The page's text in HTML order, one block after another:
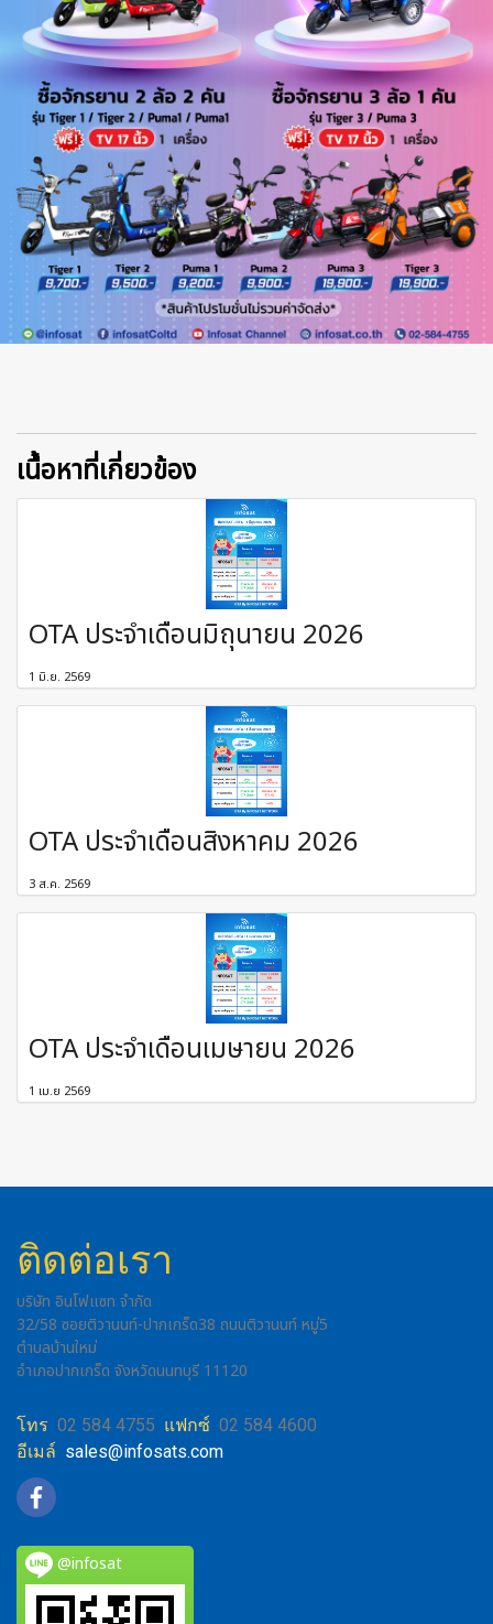
เนื้อหาที่เกี่ยวข้อง
OTA ประจำเดือนมิถุนายน 2026
1 มิ.ย. 2569
OTA ประจำเดือนสิงหาคม 2026
3 ส.ค. 2569
OTA ประจำเดือนเมษายน 2026
1 เม.ย 2569
ติดต่อเรา
บริษัท อินโฟแซท จำกัด
32/58 ซอยติวานนท์-ปากเกร็ด38 ถนนติวานนท์ หมู่5
ตำบลบ้านใหม่
อำเภอปากเกร็ด จังหวัดนนทบุรี 11120
โทร 02 584 4755 แฟกซ์ 02 584 4600
อีเมล์ sales@infosats.com
@infosat